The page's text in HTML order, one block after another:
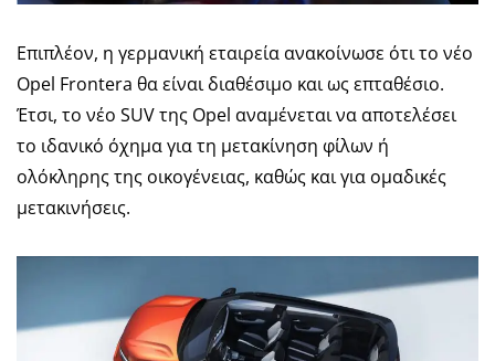
Επιπλέον, η γερμανική εταιρεία ανακοίνωσε ότι το νέο
Opel Frontera θα είναι διαθέσιμο και ως επταθέσιο.
Έτσι, το νέο SUV της Opel αναμένεται να αποτελέσει
το ιδανικό όχημα για τη μετακίνηση φίλων ή
ολόκληρης της οικογένειας, καθώς και για ομαδικές
μετακινήσεις.